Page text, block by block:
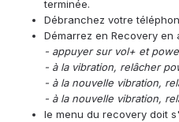
terminée.
Débranchez votre
Démarrez en Recovery en
- appuyer sur vol+ et
- à la vibration, relâcher
- à la nouvelle vibration,
- à la nouvelle vibration,
le menu du recovery doit